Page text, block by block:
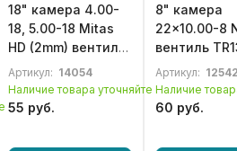
18" камера 4.00-
18, 5.00-18 Mitas
HD (2mm) вентиль
TR6 для
мотоцикла
Артикул: 14054
Наличие товара уточняйте
55 руб.
8" камера
22x10.00-8
вентиль
вездехода
Артикул:
Наличие
60 руб.